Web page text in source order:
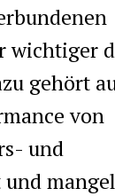
wichtiger
gehört
von
und